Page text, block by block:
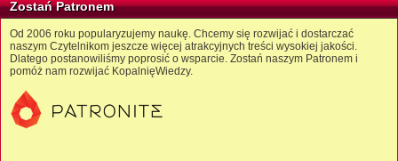
Zostań Patronem
Od 2006 roku popularyzujemy naukę. Chcemy się rozwijać i dostarczać
naszym Czytelnikom jeszcze więcej atrakcyjnych treści wysokiej jakości.
Dlatego postanowiliśmy poprosić o wsparcie. Zostań naszym Patronem i
pomóż nam rozwijać KopalnięWiedzy.